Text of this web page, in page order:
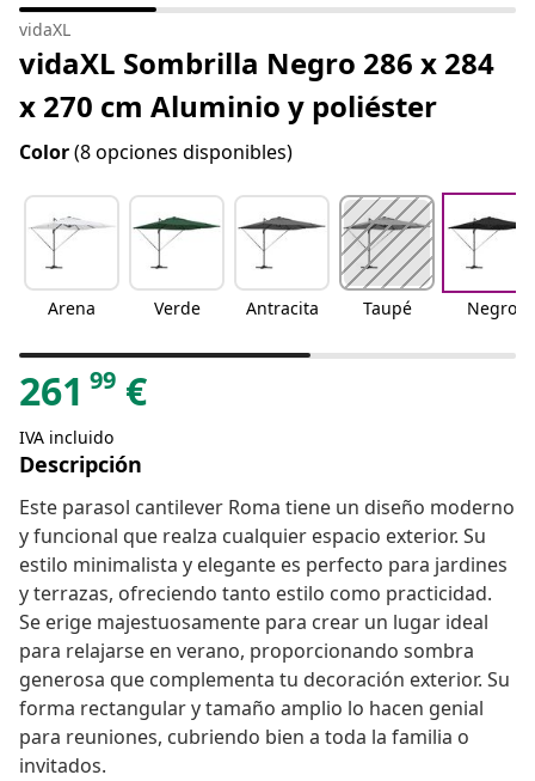
vidaXL
vidaXL Sombrilla Negro 286 x 284
x 270 cm Aluminio y poliéster
Color(8 opciones disponibles)
Arena Verde Antracita Taupé Negro
261 99 €
IVA incluido
Descripción
Este parasol cantilever Roma tiene un diseño moderno
y funcional que realza cualquier espacio exterior. Su
estilo minimalista y elegante es perfecto para jardines
y terrazas, ofreciendo tanto estilo como practicidad.
Se erige majestuosamente para crear un lugar ideal
para relajarse en verano, proporcionando sombra
generosa que complementa tu decoración exterior. Su
forma rectangular y tamaño amplio lo hacen genial
para reuniones, cubriendo bien a toda la familia o
invitados.